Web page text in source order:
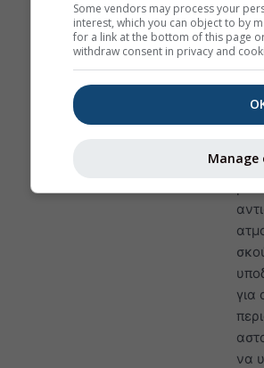
για
να
Some vendors may process your
interest, which you can object to by
for a link at the bottom of this page
withdraw consent in privacy and
Manage